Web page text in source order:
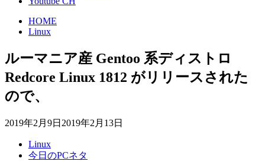
HOME
Linux
ルーマニア産 Gentoo 系ディストロ
Redcore Linux 1812 がリリースされた
ので、
2019年2月9日 2019年2月13日
Linux
今日のPCネタ